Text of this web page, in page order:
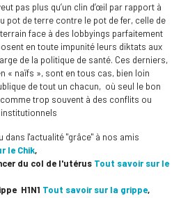
pas plus qu’un clin d’œil par rapport à
pot de terre contre le pot de fer, celle de
face à des lobbyings parfaitement
en toute impunité leurs diktats aux
de la politique de santé. Ces derniers,
« naïfs », sont en tous cas, bien loin
de tout un chacun, où seul le bon
trop souvent à des conflits ou
dans l'actualité "grâce" à nos amis
le Chik,
du col de l'utérus Tout savoir sur le
H1N1 Tout savoir sur la grippe,